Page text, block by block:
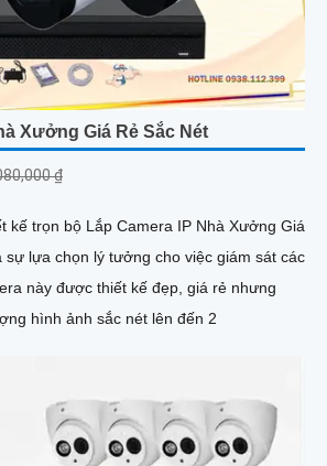
Xưởng Giá Rẻ Sắc Nét
₫
kế trọn bộ Lắp Camera IP Nhà Xưởng Giá
sự lựa chọn lý tưởng cho việc giám sát các
hình ảnh sắc nét lên đến 2